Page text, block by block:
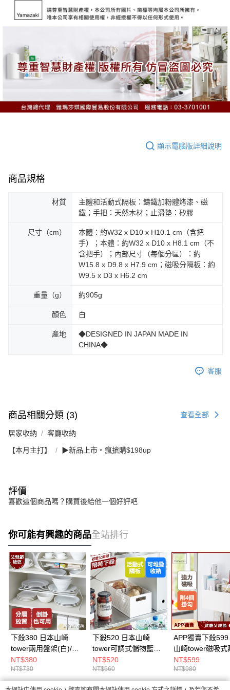
顯示電腦版詳細說明
商品規格
材質
主體和活動式隔板：鑄鐵加粉體烤漆、磁
鐵；手把：天然木材；止滑墊：矽膠
尺寸（cm）
本體：約W32 x D10 x H10.1 cm（含把
手）；本體：約W32 x D10 x H8.1 cm（不
含把手）；內部尺寸（每個分區）：約
W15.8 x D9.8 x H7.9 cm；磁吸分隔板：約
W9.5 x D3 x H6.2 cm
重量（g） 約905g
顏色 白
產地
◆DESIGNED IN JAPAN MADE IN
CHINA◆
客服
商品相關分類 (3) 查看全部
居家收納 客廳收納
【本月主打】 ▶新品上市。瘋搶購$198up
評價
喜歡這個商品嗎？購買後給他一個好評吧
你可能有興趣的商品全站排行
下殺380 日本山崎
tower兩用盤架(白)/廚
房收納/碗盤架/碗盤收
納/碗盤瀝水架/餐櫥櫃
收納
NT$380
NT$730
下殺520 日本山崎
tower可調式儲物籃
(白)/儲物籃/收納籃/置
物籃/廚房儲物籃/置物
箱
NT$520
NT$660
APP獨賣下殺
山崎tower磁吸式
收納籃(白)/冰箱
架/無痕收納/冰箱
架/冰箱側邊收納
NT$599
NT$980